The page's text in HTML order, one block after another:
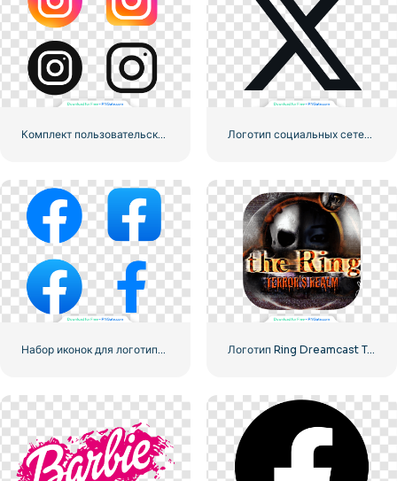
Комплект пользовательского интерфейса и пользовательского интерфейса для логотипов Instagram Логотип социальных сетей Dark Letter X 2025: бесплатная загрузка PNG
Набор иконок для логотипа Facebook Логотип Ring Dreamcast Terrors Realm Square Rounded – Бесплатная загрузка PNG